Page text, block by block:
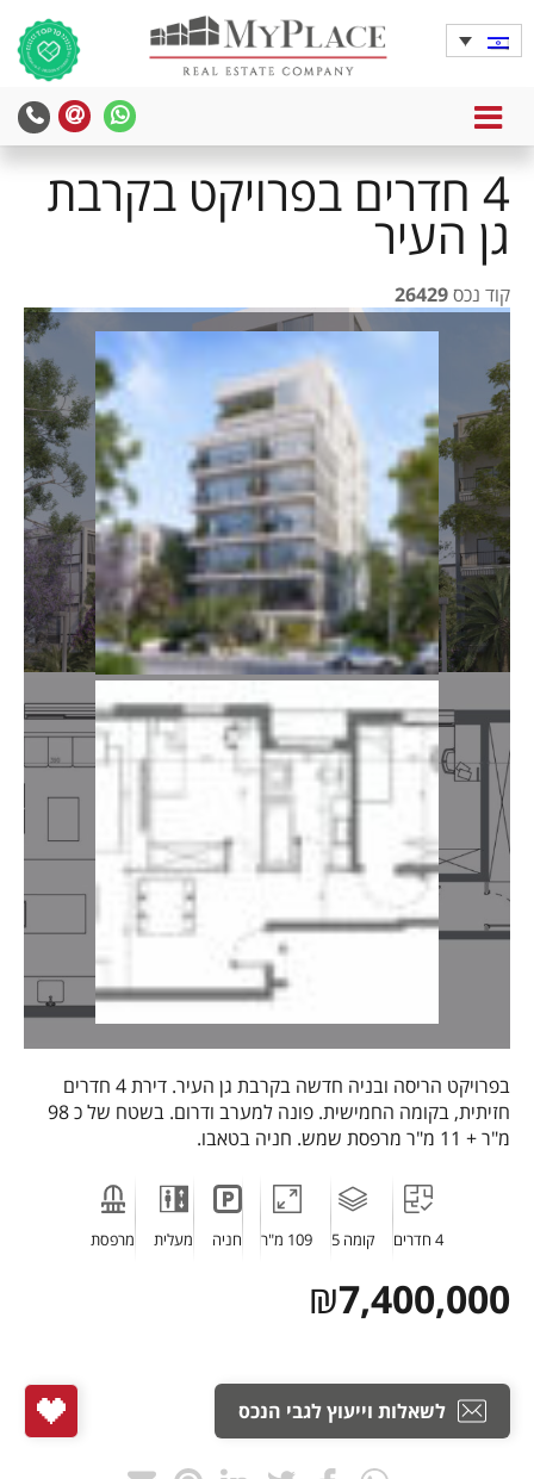
MyPlace
-
-
עימנו
MENU
4 חדרים בפרויקט בקרבת
גן העיר
קוד נכס26429
בפרויקט הריסה ובניה חדשה בקרבת גן העיר. דירת 4 חדרים
חזיתית, בקומה החמישית. פונה למערב ודרום. בשטח של כ 98
מ"ר + 11 מ"ר מרפסת שמש. חניה בטאבו.
4 חדרים קומה 5 109 מ"ר חניה מעלית מרפסת
7,400,000
₪
לשאלות וייעוץ לגבי הנכס